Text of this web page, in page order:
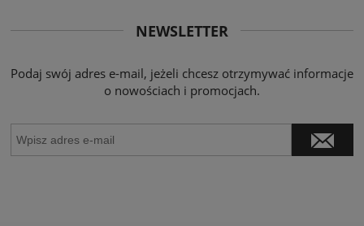
NEWSLETTER
Podaj swój adres e-mail, jeżeli chcesz otrzymywać informacje
o nowościach i promocjach.